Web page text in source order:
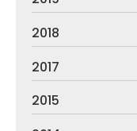
2018
2017
2015